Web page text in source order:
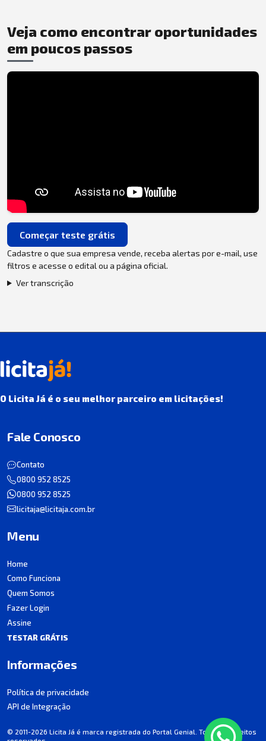
Veja como encontrar oportunidades
em poucos passos
Começar teste grátis
Cadastre o que sua empresa vende, receba alertas por e-mail, use
filtros e acesse o edital ou a página oficial.
Ver transcrição
O Licita Já é o seu melhor parceiro em licitações!
Fale Conosco
Contato
0800 952 8525
0800 952 8525
licitaja@licitaja.com.br
Menu
Home
Como Funciona
Quem Somos
Fazer Login
Assine
TESTAR GRÁTIS
Informações
Política de privacidade
API de Integração
© 2011-2026 Licita Já é marca registrada do Portal Genial. Todos os direitos